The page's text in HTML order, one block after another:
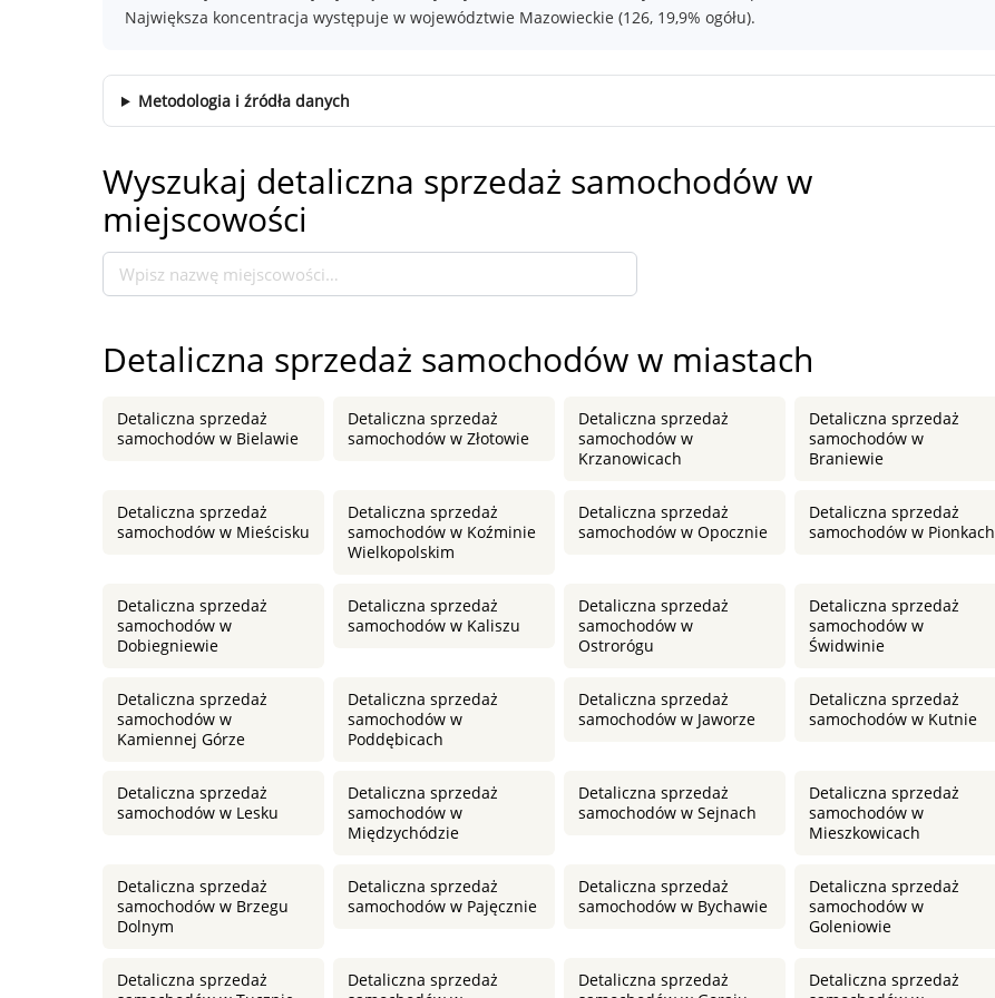
Największa koncentracja występuje w województwie Mazowieckie (126, 19,9% ogółu).
Metodologia i źródła danych
Wyszukaj detaliczna sprzedaż samochodów w
miejscowości
Detaliczna sprzedaż samochodów w miastach
Detaliczna sprzedaż
samochodów w Bielawie
Detaliczna sprzedaż
samochodów w Złotowie
Detaliczna sprzedaż
samochodów w
Krzanowicach
Detaliczna sprzedaż
samochodów w
Braniewie
Detaliczna sprzedaż
samochodów w Mieścisku
Detaliczna sprzedaż
samochodów w Koźminie
Wielkopolskim
Detaliczna sprzedaż
samochodów w Opocznie
Detaliczna sprzedaż
samochodów w Pionkach
Detaliczna sprzedaż
samochodów w
Dobiegniewie
Detaliczna sprzedaż
samochodów w Kaliszu
Detaliczna sprzedaż
samochodów w
Ostrorógu
Detaliczna sprzedaż
samochodów w
Świdwinie
Detaliczna sprzedaż
samochodów w
Kamiennej Górze
Detaliczna sprzedaż
samochodów w
Poddębicach
Detaliczna sprzedaż
samochodów w Jaworze
Detaliczna sprzedaż
samochodów w Kutnie
Detaliczna sprzedaż
samochodów w Lesku
Detaliczna sprzedaż
samochodów w
Międzychódzie
Detaliczna sprzedaż
samochodów w Sejnach
Detaliczna sprzedaż
samochodów w
Mieszkowicach
Detaliczna sprzedaż
samochodów w Brzegu
Dolnym
Detaliczna sprzedaż
samochodów w Pajęcznie
Detaliczna sprzedaż
samochodów w Bychawie
Detaliczna sprzedaż
samochodów w
Goleniowie
Detaliczna sprzedaż
Detaliczna sprzedaż
Detaliczna sprzedaż
Detaliczna sprzedaż